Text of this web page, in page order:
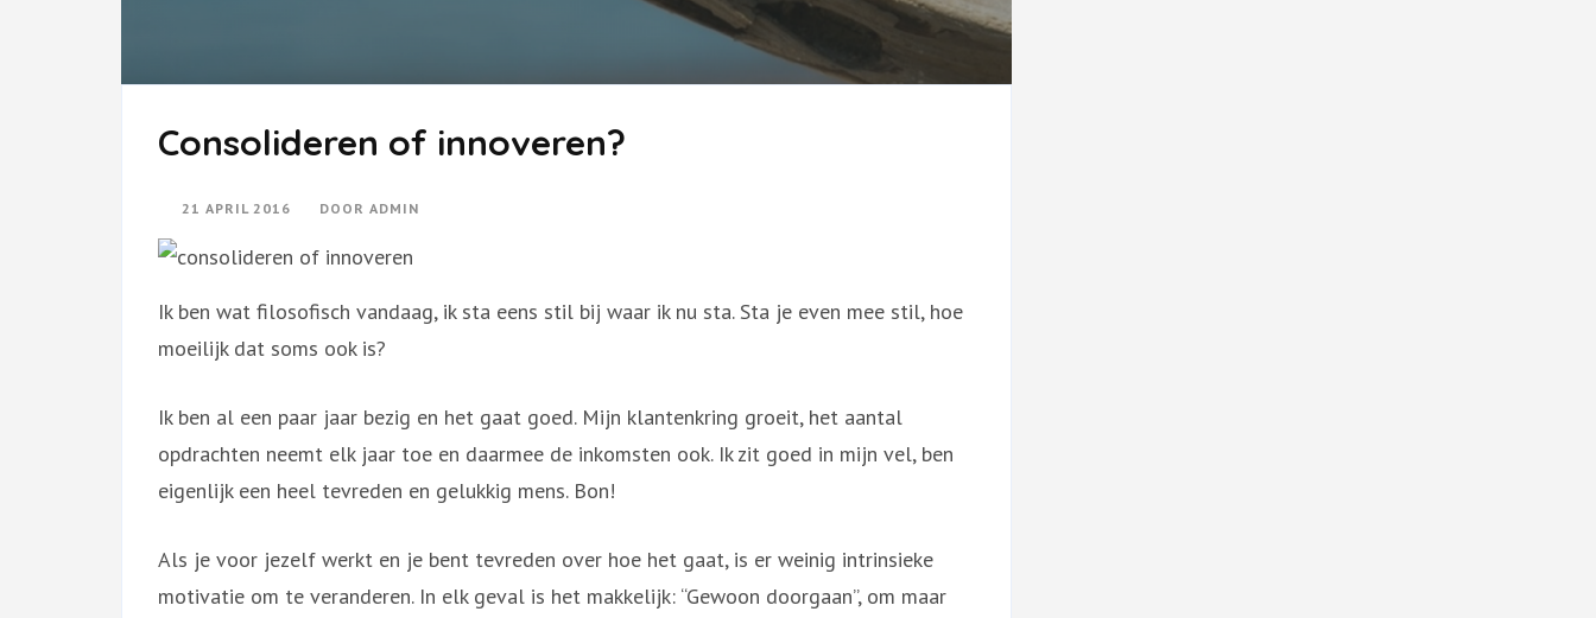
Consolideren of innoveren?
21 APRIL 2016 DOOR ADMIN
Ik ben wat filosofisch vandaag, ik sta eens stil bij waar ik nu sta. Sta je even mee stil, hoe
moeilijk dat soms ook is?
Ik ben al een paar jaar bezig en het gaat goed. Mijn klantenkring groeit, het aantal
opdrachten neemt elk jaar toe en daarmee de inkomsten ook. Ik zit goed in mijn vel, ben
eigenlijk een heel tevreden en gelukkig mens. Bon!
Als je voor jezelf werkt en je bent tevreden over hoe het gaat, is er weinig intrinsieke
motivatie om te veranderen. In elk geval is het makkelijk: “Gewoon doorgaan”, om maar